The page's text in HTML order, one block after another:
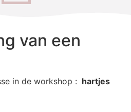
van een
in de workshop : hartjes